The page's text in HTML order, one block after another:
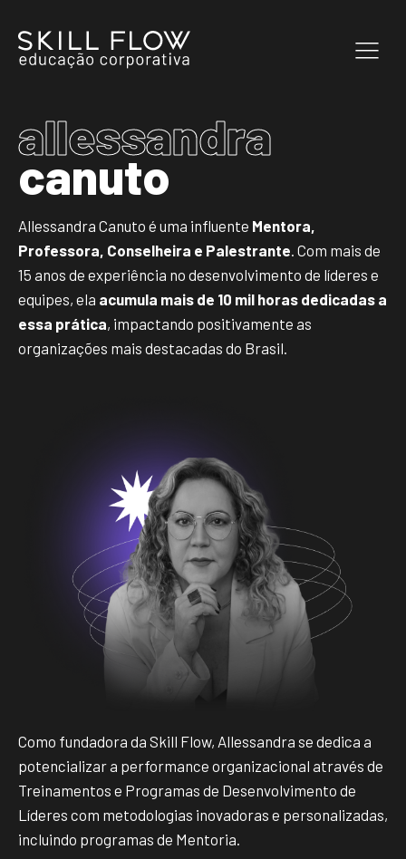
allessandra
canuto
Allessandra Canuto é uma influente Mentora,
Professora, Conselheira e Palestrante. Com mais de
15 anos de experiência no desenvolvimento de líderes e
equipes, ela acumula mais de 10 mil horas dedicadas a
essa prática, impactando positivamente as
organizações mais destacadas do Brasil.
Como fundadora da Skill Flow, Allessandra se dedica a
potencializar a performance organizacional através de
Treinamentos e Programas de Desenvolvimento de
Líderes com metodologias inovadoras e personalizadas,
incluindo programas de Mentoria.